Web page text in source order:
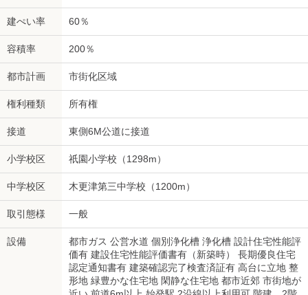
建ぺい率 60％
容積率 200％
都市計画 市街化区域
権利種類 所有権
接道 東側6M公道に接道
小学校区 祇園小学校（1298m）
中学校区 木更津第三中学校（1200m）
取引態様 一般
設備
都市ガス 公営水道 個別浄化槽 浄化槽 設計住宅性能評
価有 建設住宅性能評価書有（新築時） 長期優良住宅
認定通知書有 建築確認完了検査済証有 高台に立地 整
形地 緑豊かな住宅地 閑静な住宅地 都市近郊 市街地が